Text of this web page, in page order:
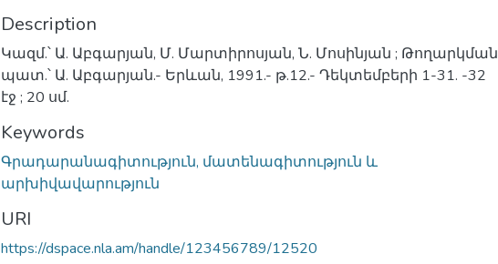
Description
Կազմ.՝ Ա. Աբգարյան, Մ. Մարտիրոսյան, Ն. Մոսինյան ; Թողարկման
պատ.՝ Ա. Աբգարյան.- Երևան, 1991.- թ.12.- Դեկտեմբերի 1-31. -32
էջ ; 20 սմ.
Keywords
Գրադարանագիտություն, մատենագիտություն և
արխիվավարություն
URI
https://dspace.nla.am/handle/123456789/12520